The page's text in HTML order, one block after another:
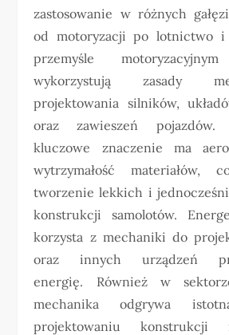
zastosowanie w różnych
od motoryzacji po lotnictwo i
przemyśle
wykorzystują zasady
projektowania silników,
oraz zawieszeń
kluczowe znaczenie ma
wytrzymałość materiałów,
tworzenie lekkich i
konstrukcji samolotów.
korzysta z mechaniki do
oraz innych urządzeń
energię. Również w
mechanika odgrywa
projektowaniu konstrukcji